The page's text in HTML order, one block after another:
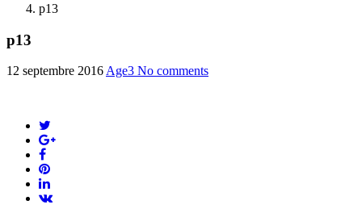
p13
p13
12 septembre 2016 Age3 No comments